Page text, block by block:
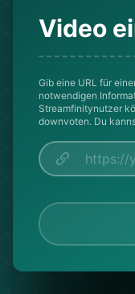
Video
Gib eine URL für
notwendigen
Streamfinitynutzer
downvoten. Du